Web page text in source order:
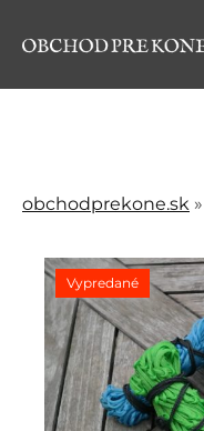
obchodprekone.sk »
Vypredané